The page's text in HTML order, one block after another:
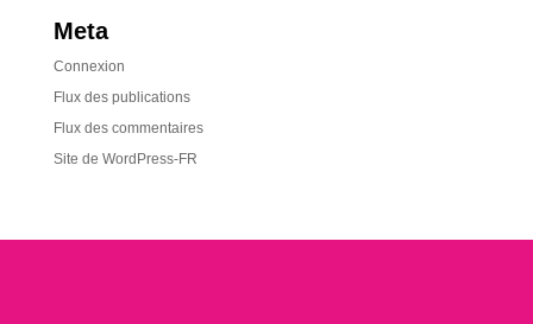
Meta
Connexion
Flux des publications
Flux des commentaires
Site de WordPress-FR